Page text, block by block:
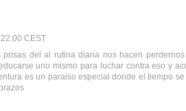
CEST
del al rutina diaria nos hacen
uno mismo para luchar contra eso y
es un paraiso especial donde el tiempo